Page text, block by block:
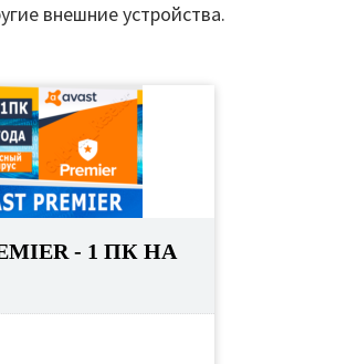
внешние устройства.
- 1 ПК НА